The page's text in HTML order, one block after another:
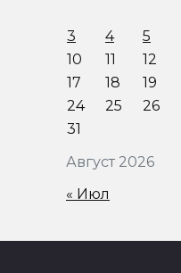
Август 2026
3
4 5
10
11 12
17
18 19
24
25 26
31
« Июл